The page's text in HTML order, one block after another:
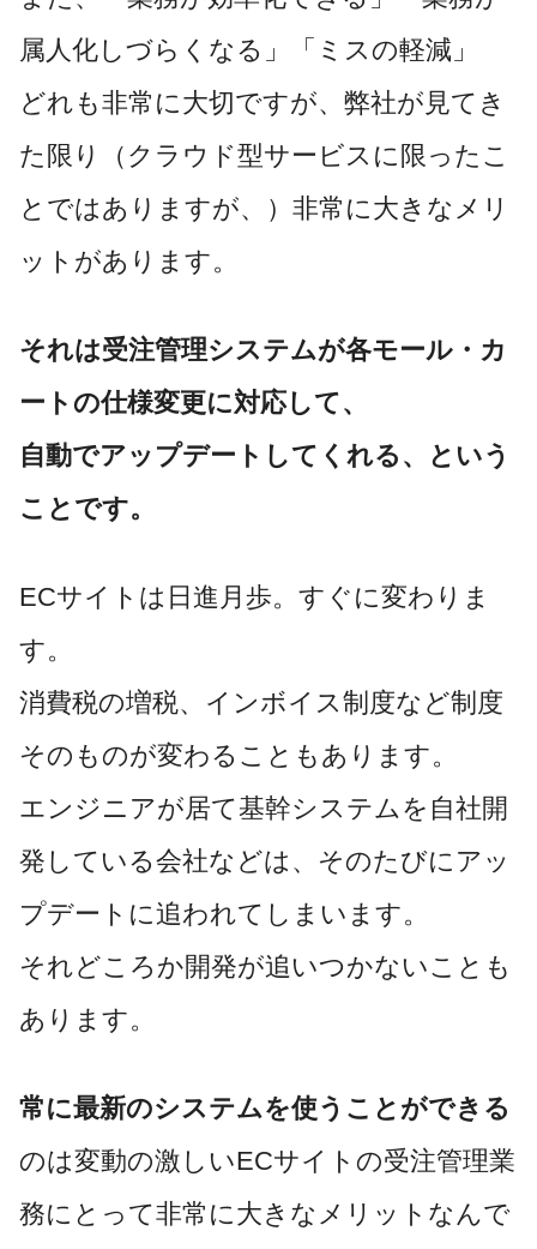
属人化しづらくなる」「ミスの軽減」
どれも非常に大切ですが、弊社が見てき
た限り（クラウド型サービスに限ったこ
とではありますが、）非常に大きなメリ
ットがあります。
それは受注管理システムが各モール・カ
ートの仕様変更に対応して、
自動でアップデートしてくれる、という
ことです。
ECサイトは日進月歩。すぐに変わりま
す。
消費税の増税、インボイス制度など制度
そのものが変わることもあります。
エンジニアが居て基幹システムを自社開
発している会社などは、そのたびにアッ
プデートに追われてしまいます。
それどころか開発が追いつかないことも
あります。
常に最新のシステムを使うことができる
のは変動の激しいECサイトの受注管理業
務にとって非常に大きなメリットなんで